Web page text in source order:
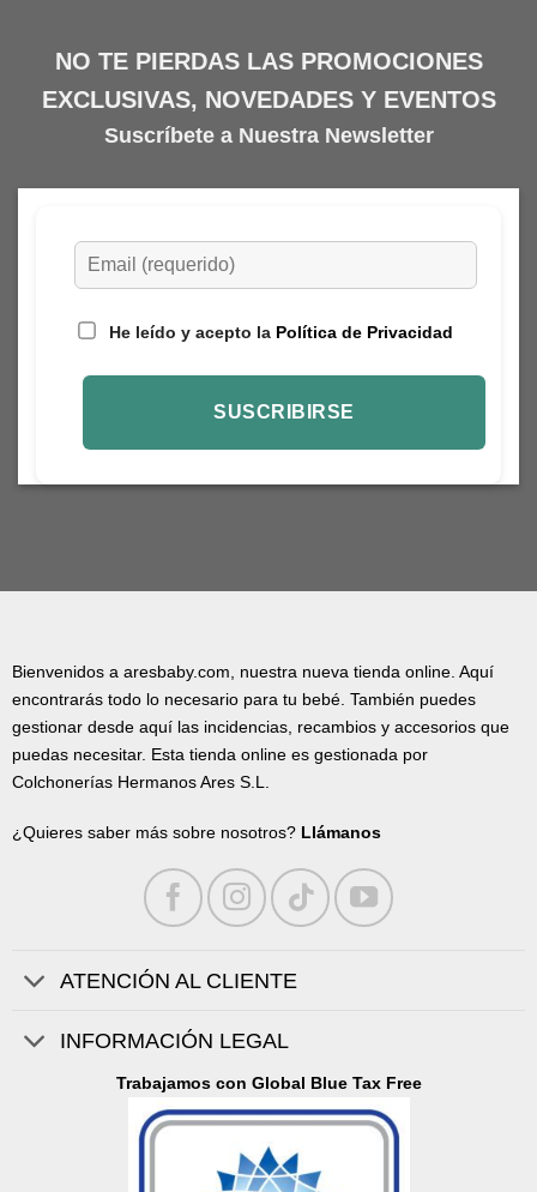
NO TE PIERDAS LAS PROMOCIONES
EXCLUSIVAS, NOVEDADES Y EVENTOS
Suscríbete a Nuestra Newsletter
He leído y acepto la Política de Privacidad
Bienvenidos a aresbaby.com, nuestra nueva tienda online. Aquí
encontrarás todo lo necesario para tu bebé. También puedes
gestionar desde aquí las incidencias, recambios y accesorios que
puedas necesitar. Esta tienda online es gestionada por
Colchonerías Hermanos Ares S.L.
¿Quieres saber más sobre nosotros? Llámanos
ATENCIÓN AL CLIENTE
INFORMACIÓN LEGAL
Trabajamos con Global Blue Tax Free